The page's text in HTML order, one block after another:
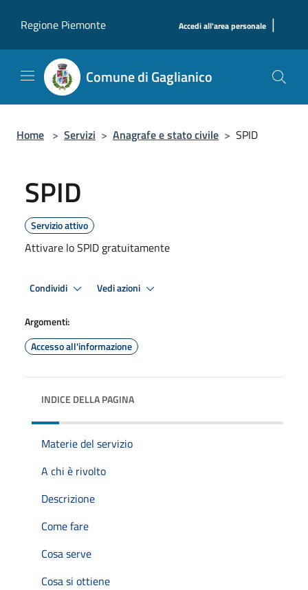
Regione Piemonte
Accedi all'area personale |
Comune di Gaglianico
Home > Servizi > Anagrafe e stato civile > SPID
SPID
Servizio attivo
Attivare lo SPID gratuitamente
Condividi Vedi azioni
Argomenti:
Accesso all'informazione
INDICE DELLA PAGINA
Materie del servizio
A chi è rivolto
Descrizione
Come fare
Cosa serve
Cosa si ottiene